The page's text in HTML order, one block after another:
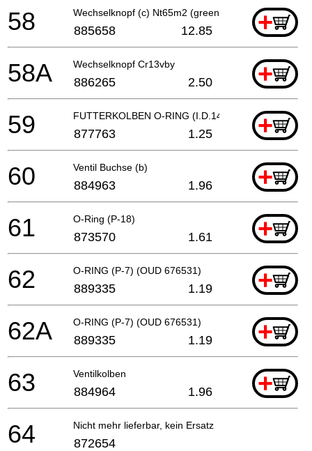
Wechselknopf (c) Nt65m2 (green) +
58 885658 12.85
Wechselknopf Cr13vby +
58A 886265 2.50
FUTTERKOLBEN O-RING (I.D.14) +
59 877763 1.25
Ventil Buchse (b) +
60 884963 1.96
O-Ring (P-18) +
61 873570 1.61
O-RING (P-7) (OUD 676531) +
62 889335 1.19
O-RING (P-7) (OUD 676531) +
62A 889335 1.19
Ventilkolben +
63 884964 1.96
Nicht mehr lieferbar, kein Ersatz
64 872654